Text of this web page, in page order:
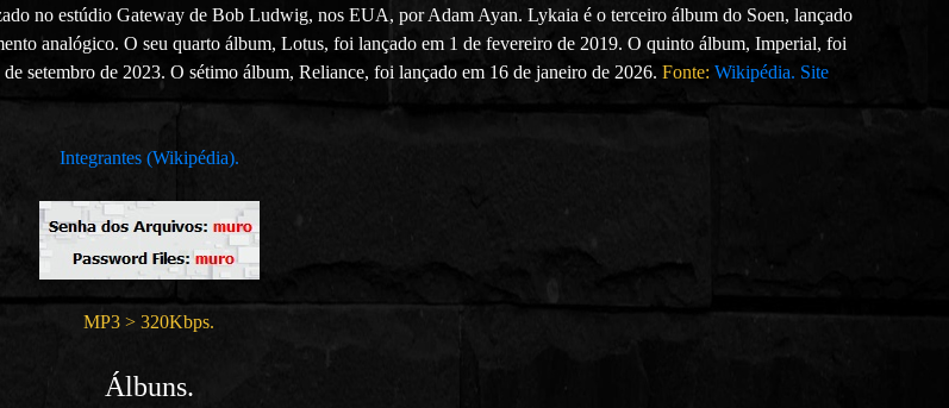
no estúdio Gateway de Bob Ludwig, nos EUA, por Adam Ayan. Lykaia é o terceiro álbum do Soen, lançado
analógico. O seu quarto álbum, Lotus, foi lançado em 1 de fevereiro de 2019. O quinto álbum, Imperial, foi
setembro de 2023. O sétimo álbum, Reliance, foi lançado em 16 de janeiro de 2026. Fonte: Wikipédia. Site
Integrantes (Wikipédia).
MP3 > 320Kbps.
Álbuns.